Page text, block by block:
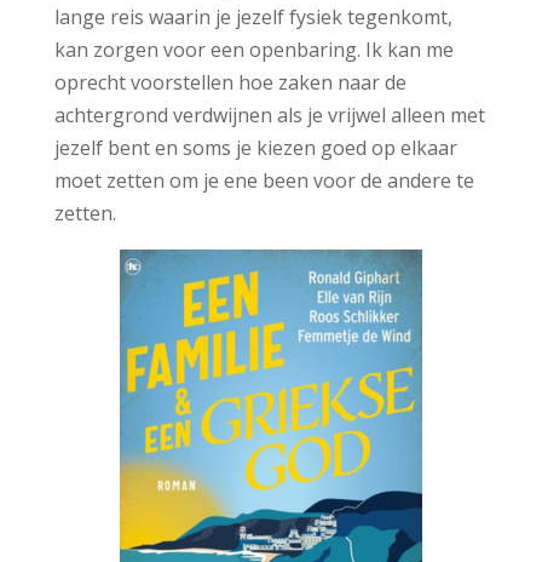
lange reis waarin je jezelf fysiek tegenkomt,
kan zorgen voor een openbaring. Ik kan me
oprecht voorstellen hoe zaken naar de
achtergrond verdwijnen als je vrijwel alleen met
jezelf bent en soms je kiezen goed op elkaar
moet zetten om je ene been voor de andere te
zetten.